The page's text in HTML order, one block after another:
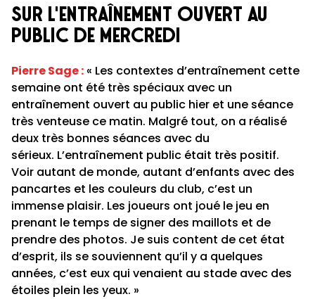
sur l'entraînement ouvert au
public de mercredi
Pierre Sage : « Les contextes d’entraînement cette
semaine ont été très spéciaux avec un
entraînement ouvert au public hier et une séance
très venteuse ce matin. Malgré tout, on a réalisé
deux très bonnes séances avec du
sérieux. L’entraînement public était très positif.
Voir autant de monde, autant d’enfants avec des
pancartes et les couleurs du club, c’est un
immense plaisir. Les joueurs ont joué le jeu en
prenant le temps de signer des maillots et de
prendre des photos. Je suis content de cet état
d’esprit, ils se souviennent qu’il y a quelques
années, c’est eux qui venaient au stade avec des
étoiles plein les yeux. »